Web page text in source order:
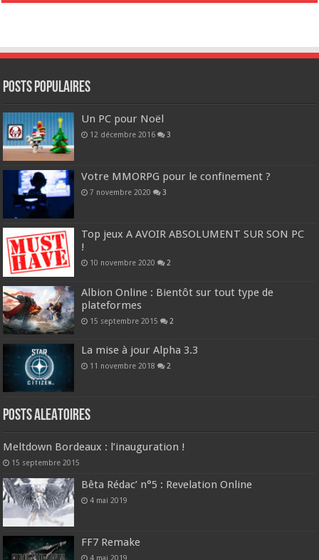
POSTS POPULAIRES
Un PC pour Noël
12 décembre 2016 3
Votre MMORPG pour le confinement ?
7 novembre 2020 3
Top jeux A AVOIR ABSOLUMENT SUR SON PC
!
10 novembre 2020 2
Albion Online : Bientôt sur tout type de
plateformes
15 septembre 2015 2
La mise à jour Alpha 3.3
11 novembre 2018 2
Posts ALEATOIRES
Meltdown Bordeaux : l’inauguration !
15 septembre 2015
Bêta Rédac’ n°5 : Revelation Online
4 mai 2019
FF7 Remake
4 mai 2019